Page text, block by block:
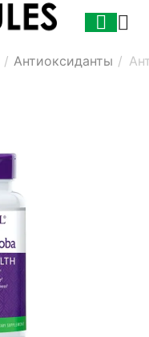
/ Антиоксиданты /